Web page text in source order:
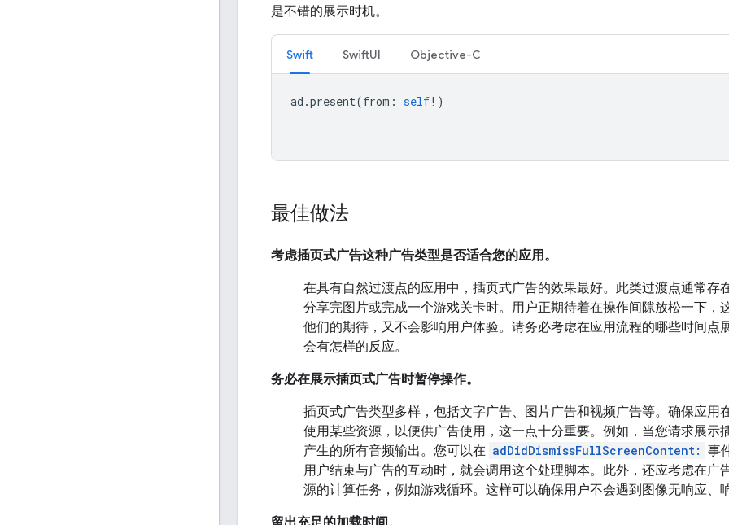
是不错的展示时机。
Swift SwiftUI Objective-C
ad .present(from : self!)
最佳做法
考虑插页式广告这种广告类型是否适合您的应用。
在具有自然过渡点的应用中，插页式广告的效果最好。此类过渡点通常存
分享完图片或完成一个游戏关卡时。用户正期待着在操作间隙放松一下，
他们的期待，又不会影响用户体验。请务必考虑在应用流程的哪些时间点
会有怎样的反应。
务必在展示插页式广告时暂停操作。
插页式广告类型多样，包括文字广告、图片广告和视频广告等。确保应用
使用某些资源，以便供广告使用，这一点十分重要。例如，当您请求展示
产生的所有音频输出。您可以在 adDidDismissFullScreenContent: 事
用户结束与广告的互动时，就会调用这个处理脚本。此外，还应考虑在广
源的计算任务，例如游戏循环。这样可以确保用户不会遇到图像无响应、